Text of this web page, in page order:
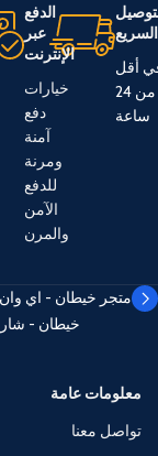
السريع
أقل
من 24
ساعة
الدفع
عبر
الإنترنت
خيارات
دفع
آمنة
ومرنة
للدفع
الآمن
والمرن
متجر خيطان - اي
خيطان -
معلومات عامة
تواصل معنا